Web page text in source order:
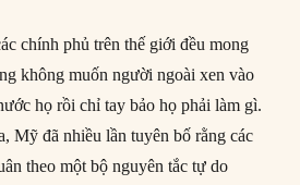
chính phủ trên thế giới đều mong
không muốn người ngoài xen vào
họ rồi chỉ tay bảo họ phải làm gì.
Mỹ đã nhiều lần tuyên bố rằng các
theo một bộ nguyên tắc tự do